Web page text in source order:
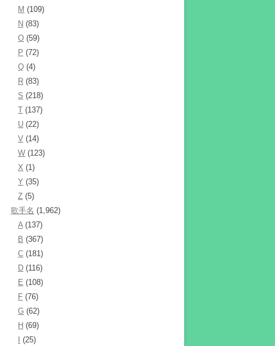
M (109)
N (83)
O (59)
P (72)
Q (4)
R (83)
S (218)
T (137)
U (22)
V (14)
W (123)
X (1)
Y (35)
Z (5)
歌手名 (1,962)
A(137)
B (367)
C (181)
D (116)
E (108)
F (76)
G (62)
H (69)
(25)